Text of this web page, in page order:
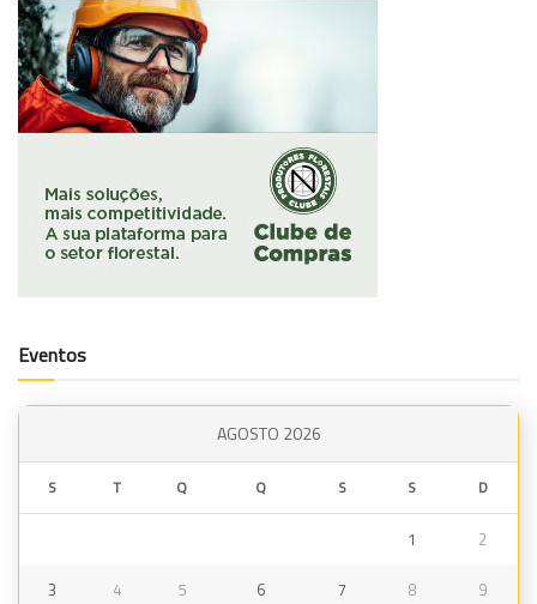
Eventos
AGOSTO 2026
S T Q Q S S D
1 2
3 4 5 6 7 8 9